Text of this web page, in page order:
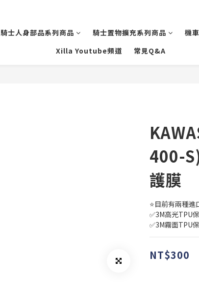
騎士人身部品系列商品 騎士置物擴充系列商品 機
Xilla Youtube頻道
常見Q&A
400-
護膜
⭐目前有兩種
✅3M高光TPU
✅3M霧面TPU
NT$300